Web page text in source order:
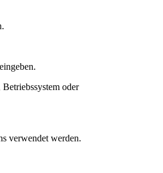
oder
verwendet werden.